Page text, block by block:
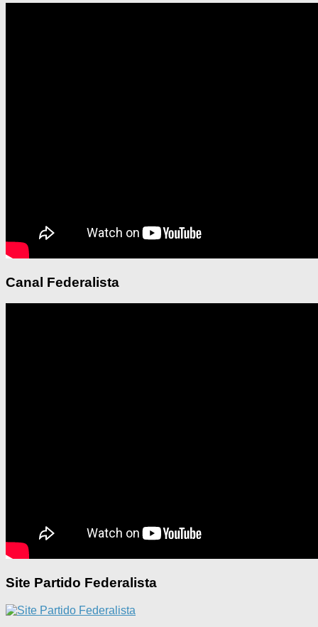
Canal Federalista
Site Partido Federalista